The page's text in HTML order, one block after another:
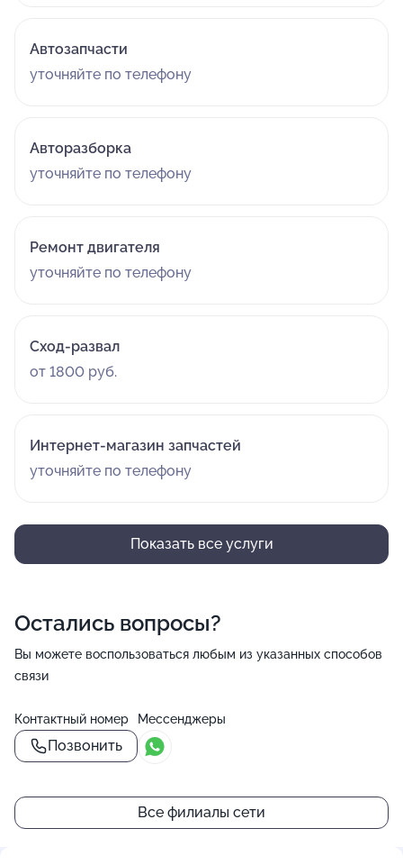
Автозапчасти
уточняйте по телефону
Авторазборка
уточняйте по телефону
Ремонт двигателя
уточняйте по телефону
Сход-развал
от 1800 руб.
Интернет-магазин запчастей
уточняйте по телефону
Показать все услуги
Остались вопросы?
Вы можете воспользоваться любым из указанных способов
связи
Контактный номер
Позвонить
Мессенджеры
Все филиалы сети